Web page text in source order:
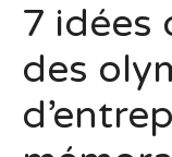
7 idées
des